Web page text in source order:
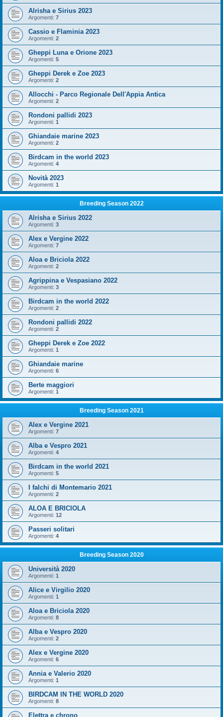
Alrisha e Sirius 2023
Argomenti: 7
Cassio e Flaminia 2023
Argomenti: 2
Gheppi Luna e Orione 2023
Argomenti: 5
Gheppi Derek e Zoe 2023
Argomenti: 2
Allocchi - Parco Regionale Dell'Appia Antica
Argomenti: 2
Rondoni pallidi 2023
Argomenti: 1
Ghiandaie marine 2023
Argomenti: 2
Birdcam in the world 2023
Argomenti: 4
Novità 2023
Argomenti: 1
Breeding Season 2022
Alrisha e Sirius 2022
Argomenti: 3
Alex e Vergine 2022
Argomenti: 7
Aloa e Briciola 2022
Argomenti: 2
Agrippina e Vespasiano 2022
Argomenti: 3
Birdcam in the world 2022
Argomenti: 2
Rondoni pallidi 2022
Argomenti: 2
Gheppi Derek e Zoe 2022
Argomenti: 1
Ghiandaie marine
Argomenti: 6
Berte maggiori
Argomenti: 1
Breeding Season 2021
Alex e Vergine 2021
Argomenti: 7
Alba e Vespro 2021
Argomenti: 4
Birdcam in the world 2021
Argomenti: 5
I falchi di Montemario 2021
Argomenti: 2
ALOA E BRICIOLA
Argomenti: 12
Passeri solitari
Argomenti: 4
Breeding Season 2020
Università 2020
Argomenti: 1
Alice e Virgilio 2020
Argomenti: 1
Aloa e Briciola 2020
Argomenti: 8
Alba e Vespro 2020
Argomenti: 2
Alex e Vergine 2020
Argomenti: 6
Annia e Valerio 2020
Argomenti: 1
BIRDCAM IN THE WORLD 2020
Argomenti: 8
Elettra e chrono